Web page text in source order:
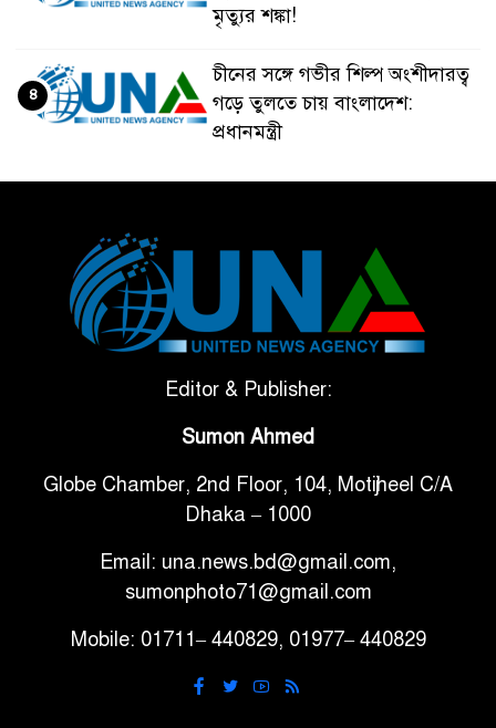
মৃত্যুর শঙ্কা!
চীনের সঙ্গে গভীর শিল্প অংশীদারত্ব
গড়ে তুলতে চায় বাংলাদেশ:
প্রধানমন্ত্রী
৪
টানা ৩ ম্যাচে গোল ভিনির, ইতিহাস
বলছে বিশ্বকাপ জিতবে ব্রাজিল
সরকারি ৩শ কেজি বই বিক্রির
গাড়ি বিক্রির পর মালিকানা
পরিবর্তনে কঠোর নির্দেশনা
আ.লীগ ও বিএনপির বিরুদ্ধে
নাহিদ
ঢাবিতে মাথায় কাঁঠাল পড়ে মালির
Editor & Publisher:
Sumon Ahmed
Globe Chamber, 2nd Floor, 104, Motijheel C/A
Dhaka – 1000
Email: una.news.bd@gmail.com,
sumonphoto71@gmail.com
Mobile: 01711– 440829, 01977– 440829